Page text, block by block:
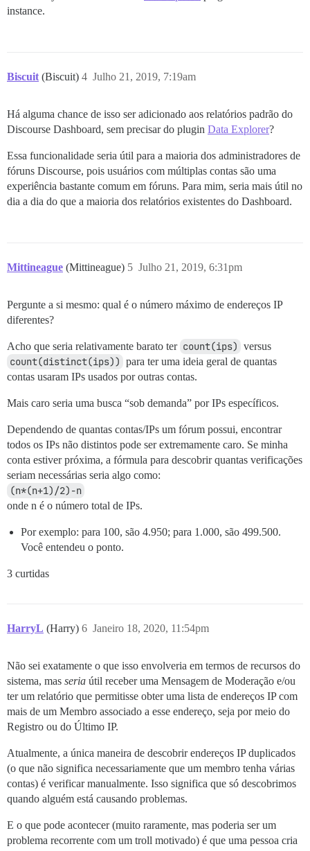
instance.
Biscuit (Biscuit) Julho 21, 2019, 7:19am
4
Há alguma chance de isso ser adicionado aos relatórios padrão do
Discourse Dashboard, sem precisar do plugin Data Explorer?
Essa funcionalidade seria útil para a maioria dos administradores de
fóruns Discourse, pois usuários com múltiplas contas são uma
experiência bastante comum em fóruns. Para mim, seria mais útil no
dia a dia do que a maioria dos relatórios existentes do Dashboard.
Mittineague (Mittineague) Julho 21, 2019, 6:31pm
5
Pergunte a si mesmo: qual é o número máximo de endereços IP
diferentes?
Acho que seria relativamente barato ter count(ips) versus
count(distinct(ips)) para ter uma ideia geral de quantas
contas usaram IPs usados por outras contas.
Mais caro seria uma busca “sob demanda” por IPs específicos.
Dependendo de quantas contas/IPs um fórum possui, encontrar
todos os IPs não distintos pode ser extremamente caro. Se minha
conta estiver próxima, a fórmula para descobrir quantas verificações
seriam necessárias seria algo como:
(n*(n+1)/2)-n
onde n é o número total de IPs.
Por exemplo: para 100, são 4.950; para 1.000, são 499.500.
Você entendeu o ponto.
3 curtidas
HarryL (Harry) Janeiro 18, 2020, 11:54pm
6
Não sei exatamente o que isso envolveria em termos de recursos do
sistema, mas seria útil receber uma Mensagem de Moderação e/ou
ter um relatório que permitisse obter uma lista de endereços IP com
mais de um Membro associado a esse endereço, seja por meio do
Registro ou do Último IP.
Atualmente, a única maneira de descobrir endereços IP duplicados
(o que não significa necessariamente que um membro tenha várias
contas) é verificar manualmente. Isso significa que só descobrimos
quando alguém está causando problemas.
E o que pode acontecer (muito raramente, mas poderia ser um
problema recorrente com um troll motivado) é que uma pessoa cria